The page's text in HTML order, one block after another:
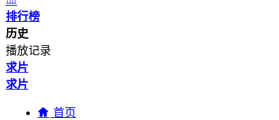
排行榜
历史
播放记录
求片
求片
首页